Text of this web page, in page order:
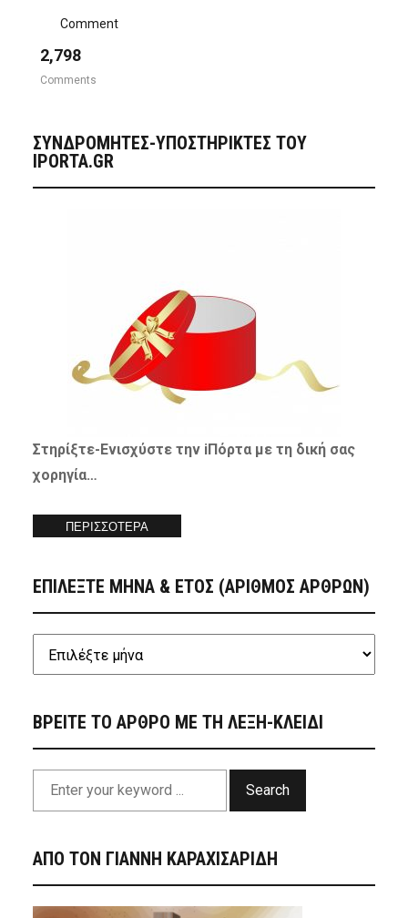
Comment
2,798
Comments
ΣΥΝΔΡΟΜΗΤΈΣ-ΥΠΟΣΤΗΡΙΚΤΈΣ ΤΟΥ
IPORTA.GR
Στηρίξτε-Ενισχύστετην iΠόρτα με τη δική σας
χορηγία…
ΠΕΡΙΣΣΟΤΕΡΑ
ΕΠΙΛΕΞΤΕ ΜΗΝΑ & ΕΤΟΣ (ΑΡΙΘΜΟΣ ΑΡΘΡΩΝ)
ΒΡΕΙΤΕ ΤΟ ΑΡΘΡΟ ΜΕ ΤΗ ΛΕΞΗ-ΚΛΕΙΔΙ
Search
ΑΠΟ ΤΟΝ ΓΙΑΝΝΗ ΚΑΡΑΧΙΣΑΡΙΔΗ